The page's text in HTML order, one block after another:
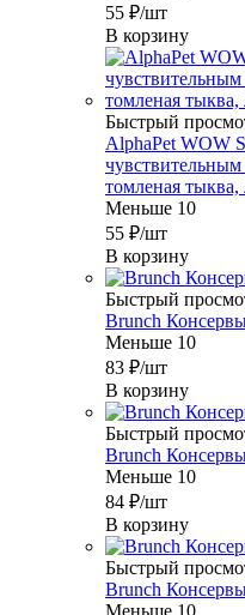
55 ₽/шт
В корзину
Быстрый
AlphaPet WOW
томленая тыква,
Меньше 10
55 ₽/шт
В корзину
Быстрый
Brunch
Меньше 10
83 ₽/шт
В корзину
Быстрый
Brunch
Меньше 10
84 ₽/шт
В корзину
Быстрый
Brunch